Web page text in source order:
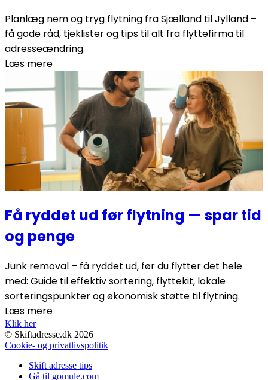
Planlæg nem og tryg flytning fra Sjælland til Jylland –
få gode råd, tjeklister og tips til alt fra flyttefirma til
adresseændring.
Læs mere
Få ryddet ud før flytning — spar tid
og penge
Junk removal – få ryddet ud, før du flytter det hele
med: Guide til effektiv sortering, flyttekit, lokale
sorteringspunkter og økonomisk støtte til flytning.
Læs mere
Klik her
© Skiftadresse.dk 2026
Cookie- og privatlivspolitik
Skift adresse tips
Gå til gomule.com